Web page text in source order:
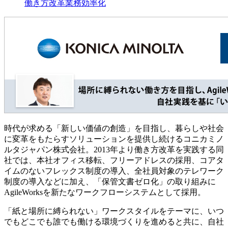
働き方改革業務効率化
時代が求める「新しい価値の創造」を目指し、暮らしや社会
に変革をもたらすソリューションを提供し続けるコニカミノ
ルタジャパン株式会社。2013年より働き方改革を実践する同
社では、本社オフィス移転、フリーアドレスの採用、コアタ
イムのないフレックス制度の導入、全社員対象のテレワーク
制度の導入などに加え、「保管文書ゼロ化」の取り組みに
AgileWorksを新たなワークフローシステムとして採用。
「紙と場所に縛られない」ワークスタイルをテーマに、いつ
でもどこでも誰でも働ける環境づくりを進めると共に、自社